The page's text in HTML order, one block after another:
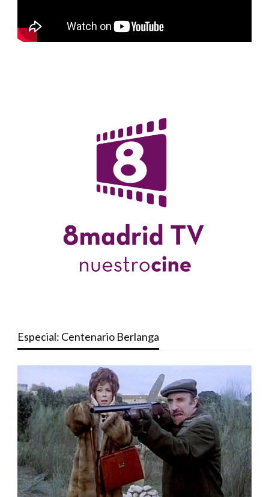
Especial: Centenario Berlanga